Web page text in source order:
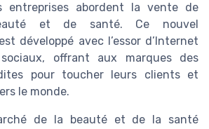
entreprises abordent la vente de
et de santé. Ce nouvel
développé avec l’essor d’Internet
offrant aux marques des
pour toucher leurs clients et
le monde.
de la beauté et de la santé